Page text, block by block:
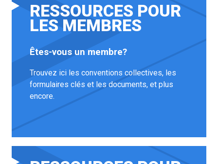
RESSOURCES POUR
LES MEMBRES
Êtes-vous un membre?
Trouvez ici les conventions collectives, les
formulaires clés et les documents, et plus
encore.